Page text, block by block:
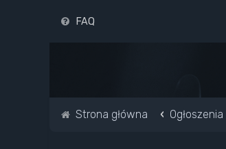
FAQ
Strona główna Ogłoszenia